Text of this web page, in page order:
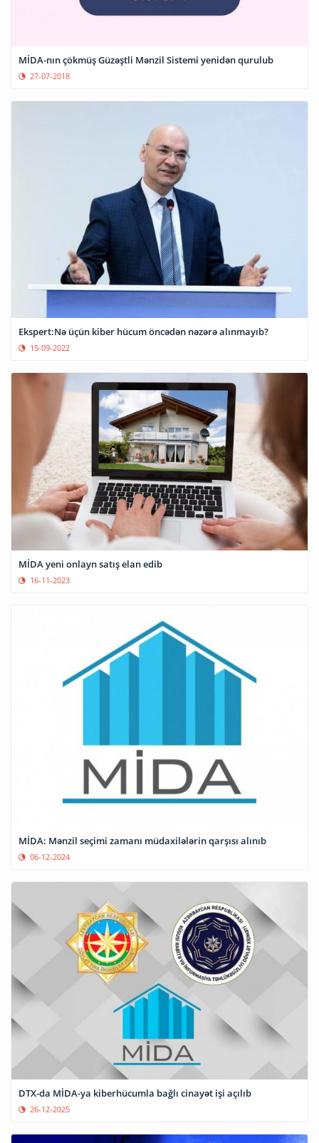
MİDA-nın çökmüş Güzəştli Mənzil Sistemi yenidən qurulub
27-07-2018
Ekspert:Nə üçün kiber hücum öncədən nəzərə alınmayıb?
15-09-2022
MİDA yeni onlayn satış elan edib
16-11-2023
MİDA: Mənzil seçimi zamanı müdaxilələrin qarşısı alınıb
06-12-2024
DTX-da MİDA-ya kiberhücumla bağlı cinayət işi açılıb
26-12-2025